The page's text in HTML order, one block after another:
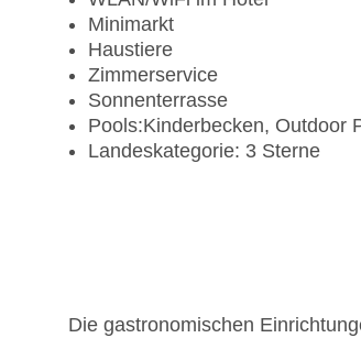
Minimarkt
Haustiere
Zimmerservice
Sonnenterrasse
Pools:Kinderbecken, Outdoor
Landeskategorie: 3 Sterne
Die gastronomischen